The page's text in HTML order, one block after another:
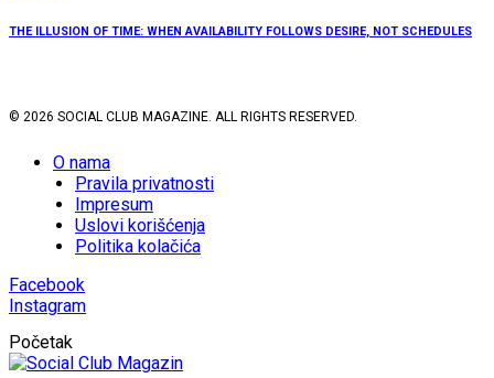
THE ILLUSION OF TIME: WHEN AVAILABILITY FOLLOWS DESIRE, NOT SCHEDULES
© 2026 SOCIAL CLUB MAGAZINE. ALL RIGHTS RESERVED.
O nama
Pravila privatnosti
Impresum
Uslovi korišćenja
Politika kolačića
Facebook
Instagram
Početak